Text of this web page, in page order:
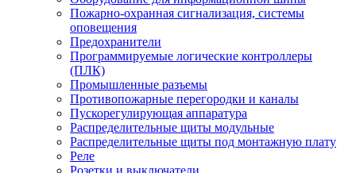
Пожарно-охранная сигнализация, системы
оповещения
Предохранители
Программируемые логические контроллеры
(ПЛК)
Промышленные разъемы
Противопожарные перегородки и каналы
Пускорегулирующая аппаратура
Распределительные щиты модульные
Распределительные щиты под монтажную плату
Реле
Розетки и выключатели